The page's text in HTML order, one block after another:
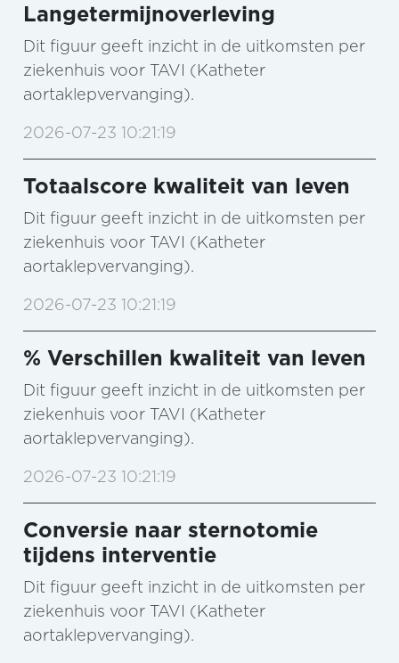
Langetermijnoverleving
Dit figuur geeft inzicht in de uitkomsten per
ziekenhuis voor TAVI (Katheter
aortaklepvervanging).
2026-07-23 10:21:19
Totaalscore kwaliteit van leven
Dit figuur geeft inzicht in de uitkomsten per
ziekenhuis voor TAVI (Katheter
aortaklepvervanging).
2026-07-23 10:21:19
% Verschillen kwaliteit van leven
Dit figuur geeft inzicht in de uitkomsten per
ziekenhuis voor TAVI (Katheter
aortaklepvervanging).
2026-07-23 10:21:19
Conversie naar sternotomie
tijdens interventie
Dit figuur geeft inzicht in de uitkomsten per
ziekenhuis voor TAVI (Katheter
aortaklepvervanging).